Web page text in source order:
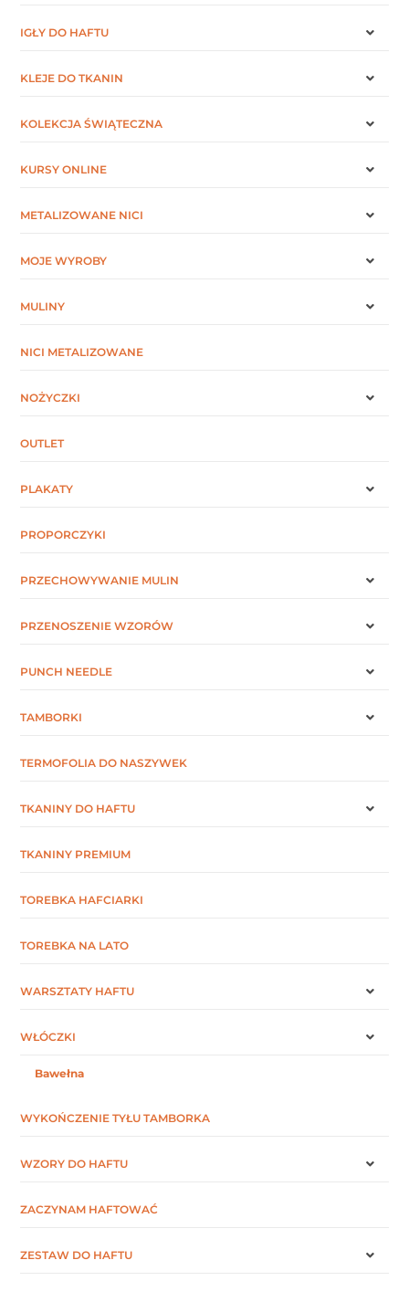
IGŁY DO HAFTU
KLEJE DO TKANIN
KOLEKCJA ŚWIĄTECZNA
KURSY ONLINE
METALIZOWANE NICI
MOJE WYROBY
MULINY
NICI METALIZOWANE
NOŻYCZKI
OUTLET
PLAKATY
PROPORCZYKI
PRZECHOWYWANIE MULIN
PRZENOSZENIE WZORÓW
PUNCH NEEDLE
TAMBORKI
TERMOFOLIA DO NASZYWEK
TKANINY DO HAFTU
TKANINY PREMIUM
TOREBKA HAFCIARKI
TOREBKA NA LATO
WARSZTATY HAFTU
WŁÓCZKI
Bawełna
WYKOŃCZENIE TYŁU TAMBORKA
WZORY DO HAFTU
ZACZYNAM HAFTOWAĆ
ZESTAW DO HAFTU